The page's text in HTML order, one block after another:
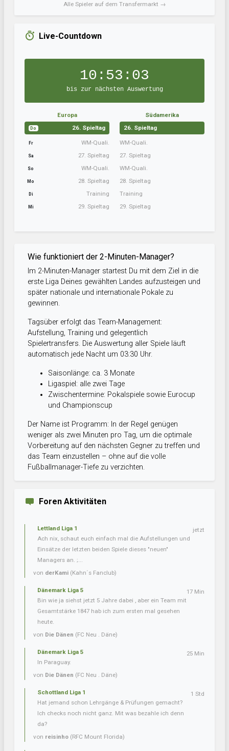
Alle Spieler auf dem Transfermarkt →
Live-Countdown
10:53:02
bis zur nächsten Auswertung
Europa
Do 26. Spieltag
Fr WM-Quali.
Sa 27. Spieltag
So WM-Quali.
Mo 28. Spieltag
Di Training
Mi 29. Spieltag
Südamerika
26. Spieltag
WM-Quali.
27. Spieltag
WM-Quali.
28. Spieltag
Training
29. Spieltag
Wie funktioniert der 2-Minuten-Manager?
Im 2-Minuten-Manager startest Du mit dem Ziel in die
erste Liga Deines gewählten Landes aufzusteigen und
später nationale und internationale Pokale zu
gewinnen.
Tagsüber erfolgt das Team-Management:
Aufstellung, Training und gelegentlich
Spielertransfers. Die Auswertung aller Spiele läuft
automatisch jede Nacht um 03:30 Uhr.
Saisonlänge: ca. 3 Monate
Ligaspiel: alle zwei Tage
Zwischentermine: Pokalspiele sowie Eurocup
und Championscup
Der Name ist Programm: In der Regel genügen
weniger als zwei Minuten pro Tag, um die optimale
Vorbereitung auf den nächsten Gegner zu treffen und
das Team einzustellen – ohne auf die volle
Fußballmanager-Tiefe zu verzichten.
Foren Aktivitäten
Lettland Liga 1
Ach nix, schaut euch einfach mal die Aufstellungen und
Einsätze der letzten beiden Spiele dieses "neuen"
Managers an. ;...
von derKami (Kahn´s Fanclub)
jetzt
Dänemark Liga 5
Bin wie ja siehst jetzt 5 Jahre dabei , aber ein Team mit
Gesamtstärke 1847 hab ich zum ersten mal gesehen
heute.
von Die Dänen (FC Neu . Däne)
17 Min
Dänemark Liga 5
In Paraguay.
von Die Dänen (FC Neu . Däne)
25 Min
Schottland Liga 1
Hat jemand schon Lehrgänge & Prüfungen gemacht?
Ich checks noch nicht ganz. Mit was bezahle ich denn
da?
von reisinho (RFC Mount Florida)
1 Std